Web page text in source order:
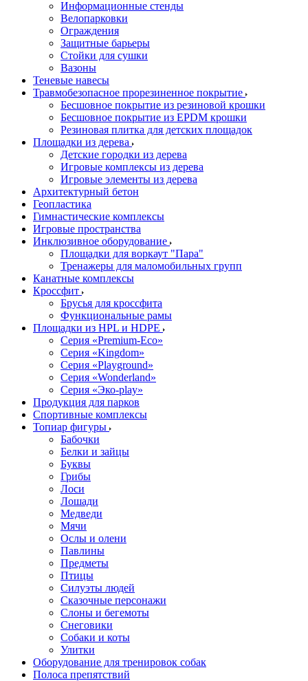
Информационные стенды
Велопарковки
Ограждения
Защитные барьеры
Стойки для сушки
Вазоны
Теневые навесы
Травмобезопасное прорезиненное покрытие
Бесшовное покрытие из резиновой крошки
Бесшовное покрытие из EPDM крошки
Резиновая плитка для детских площадок
Площадки из дерева
Детские городки из дерева
Игровые комплексы из дерева
Игровые элементы из дерева
Архитектурный бетон
Геопластика
Гимнастические комплексы
Игровые пространства
Инклюзивное оборудование
Площадки для воркаут "Пара"
Тренажеры для маломобильных групп
Канатные комплексы
Кроссфит
Брусья для кроссфита
Функциональные рамы
Площадки из HPL и HDPE
Серия «Premium-Eco»
Серия «Kingdom»
Серия «Playground»
Серия «Wonderland»
Серия «Эко-play»
Продукция для парков
Спортивные комплексы
Топиар фигуры
Бабочки
Белки и зайцы
Буквы
Грибы
Лоси
Лошади
Медведи
Мячи
Ослы и олени
Павлины
Предметы
Птицы
Силуэты людей
Сказочные персонажи
Слоны и бегемоты
Снеговики
Собаки и коты
Улитки
Оборудование для тренировок собак
Полоса препятствий